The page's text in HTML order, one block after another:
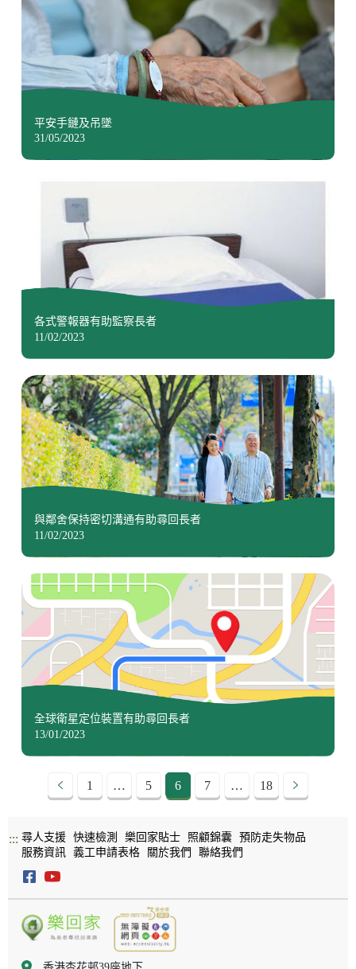
平安手鏈及吊墜
31/05/2023
各式警報器有助監察長者
11/02/2023
與鄰舍保持密切溝通有助尋回長者
11/02/2023
全球衛星定位裝置有助尋回長者
13/01/2023
1 … 5 6 7 … 18
::: 尋人支援 快速檢測 樂回家貼士 照顧錦囊
預防走失物品
服務資訊
義工申請表格 關於我們 聯絡我們